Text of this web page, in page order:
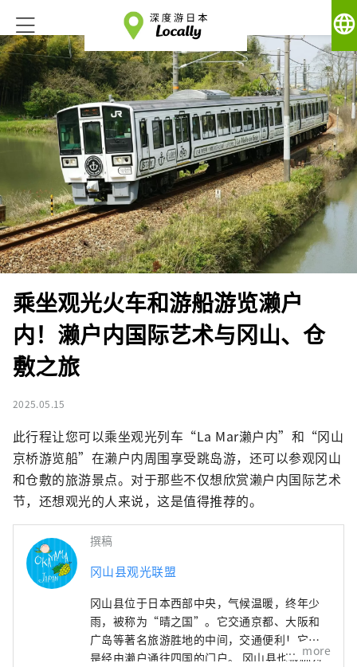
language
乘坐观光火车和游船游览濑户
内！濑户内国际艺术与冈山、仓
敷之旅
2025.05.15
此行程让您可以乘坐观光列车“La Mar濑户内”和“冈山
京桥游览船”在濑户内周围享受跳岛游，还可以参观冈山
和仓敷的旅游景点。对于那些不仅想欣赏濑户内国际艺术
节，还想观光的人来说，这是值得推荐的。
撰稿
冈山县观光联盟
冈山县位于日本西部中央，气候温暖，终年少
雨，被称为“晴之国”。它交通京都、大阪和
广岛等著名旅游胜地的中间，交通便利！它也
是经由濑户通往四国的门户。 冈山县也被称为
more